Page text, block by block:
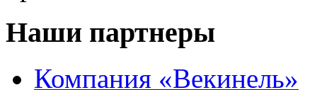
Наши партнеры
Компания «Векинель»